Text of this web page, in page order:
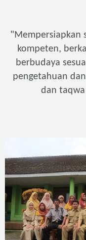
"Mempersiapkan
kompeten,
berbudaya
pengetahuan
dan